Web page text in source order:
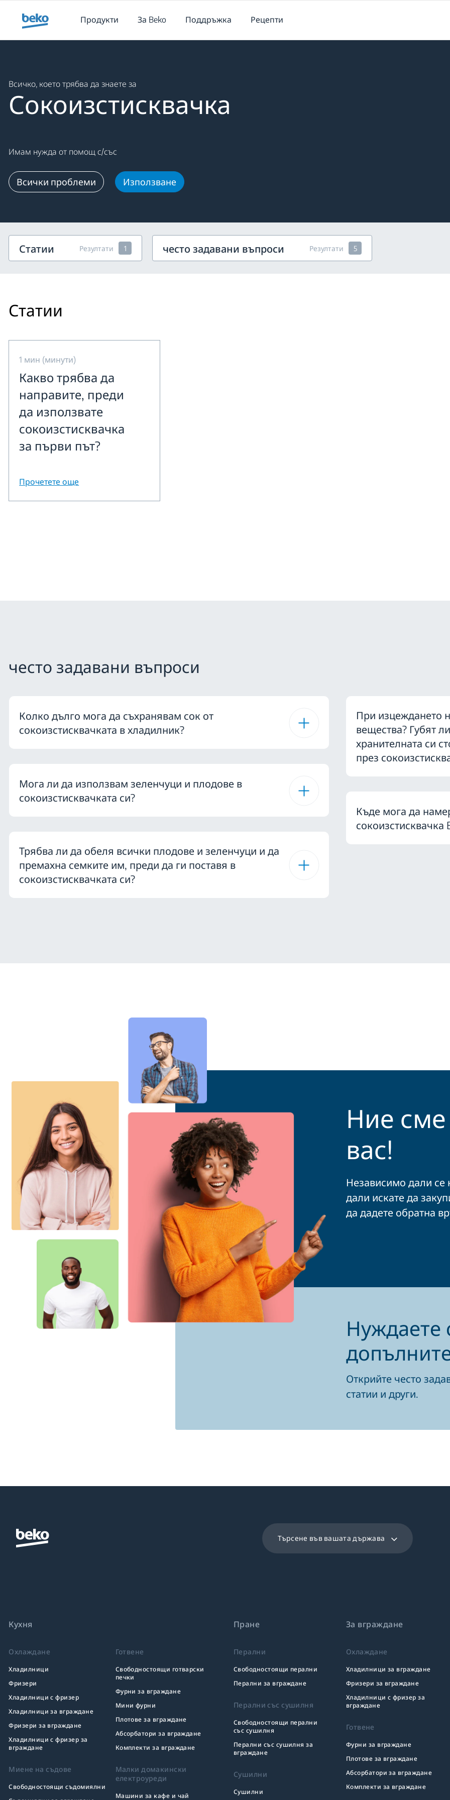
Продукти
За Beko Поддръжка Рецепти
Всичко, което трябва да знаете за
Сокоизстисквачка
Имам нужда от помощ с/със
Всички проблеми Използване
Статии Резултати 1 често задавани въпроси Резултати 5
Статии
1 мин (минути)
Какво трябва да
направите, преди
да използвате
сокоизстисквачка
за първи път?
Прочетете още
често задавани въпроси
Колко дълго мога да съхранявам сок от
сокоизстисквачката в хладилник?
Мога ли да използвам зеленчуци и плодове в
сокоизстисквачката си?
Трябва ли да обеля всички плодове и зеленчуци и да
премахна семките им, преди да ги поставя в
сокоизстисквачката си?
При изцеждането
вещества? Губят
хранителната си
през
Къде мога да
сокоизстисквачка
Ние
вас!
Независимо дали се
дали искате да
да дадете обратна
Нуждаете
Открийте често
статии и други.
Търсене във вашата държава
Кухня
Охлаждане
Хладилници
Фризери
Хладилници с фризер
Хладилници за вграждане
Фризери за вграждане
Хладилници с фризер за
вграждане
Готвене
Свободностоящи готварски
печки
Фурни за вграждане
Мини фурни
Плотове за вграждане
Абсорбатори за вграждане
Комплекти за вграждане
Миене на съдове
Свободностоящи съдомиялни
Малки домакински
електроуреди
Машини за кафе и чай
Пране
Перални
Свободностоящи перални
Перални за вграждане
Перални със сушилня
Свободностоящи перални
със сушилня
Перални със сушилня за
вграждане
Сушилни
Сушилни
За вграждане
Охлаждане
Хладилници за вграждане
Фризери за вграждане
Хладилници с фризер за
вграждане
Готвене
Фурни за вграждане
Плотове за вграждане
Абсорбатори за вграждане
Комплекти за вграждане